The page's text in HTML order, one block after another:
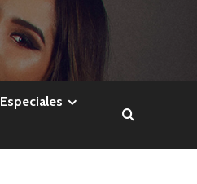
Especiales